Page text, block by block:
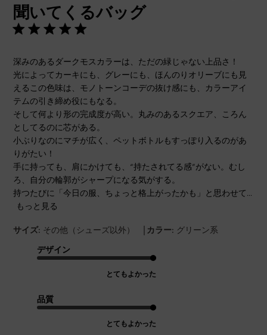
聞いてくるバッグ
深みのあるダークモスカラーは、ただの緑じゃない上品さ！
光によってカーキにも、グレーにも、ほんのりオリーブにも見
えるこの色味は、モノトーンコーデの抜け感にも、カラーアイ
テムの引き締め役にもなる。
そして何より形の完成度が高い。丸みのあるスクエア、ころん
としてるのに芯がある。
小ぶりなのにマチが広く、ペットボトルもすっぽり入るのがあ
りがたい！
手に持っても、肩にかけても、“持たされてる感”がない。むし
ろ、自分の輪郭がシャープになる気がする。
持つたびに「今日の服、ちょっと格上がったかも」と思わせて...
もっと見る
サイズ: その他（シューズ以外） | カラー: グリーン系
デザイン
とてもよかった
品質
とてもよかった